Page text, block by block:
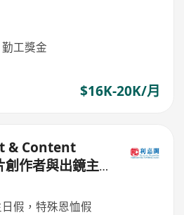
工獎金
$16K-20K/月
& Content
作者與出鏡主
假，特殊恩恤假